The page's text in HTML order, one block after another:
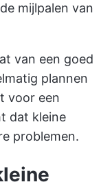
mijlpalen van
van een goed
plannen
voor een
dat kleine
problemen.